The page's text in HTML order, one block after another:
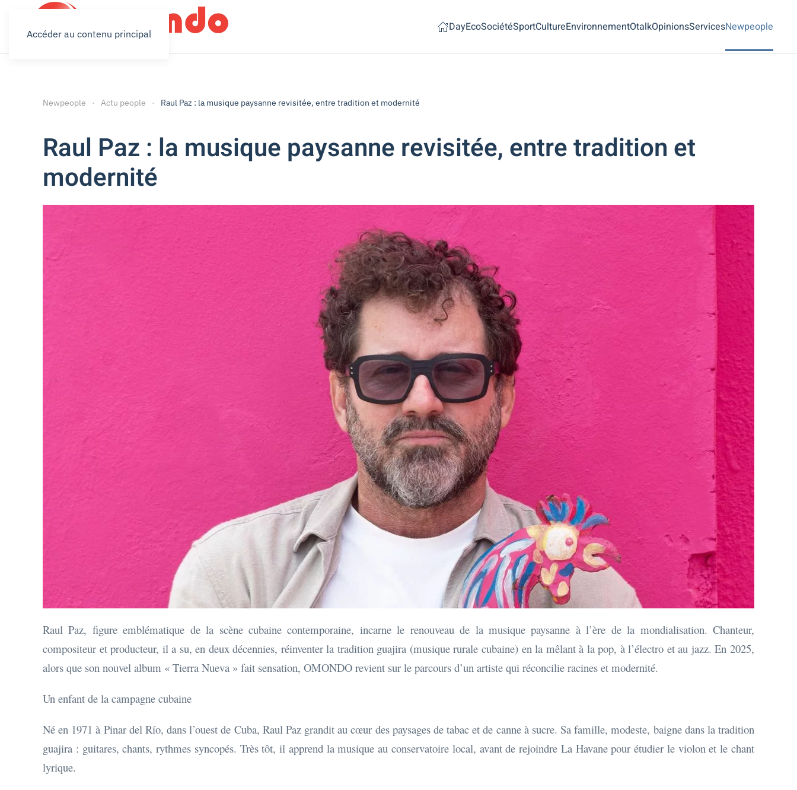
Accéder au contenu principal DayEcoSociétéSportCultureEnvironnementOtalkOpinionsServicesNewpeople
Newpeople Actu people Raul Paz : la musique paysanne revisitée, entre tradition et modernité
Raul Paz : la musique paysanne revisitée, entre tradition et
modernité
Raul Paz, figure emblématique de la scène cubaine contemporaine, incarne le renouveau de la musique paysanne à l’ère de la mondialisation. Chanteur,
compositeur et producteur, il a su, en deux décennies, réinventer la tradition guajira (musique rurale cubaine) en la mêlant à la pop, à l’électro et au jazz. En 2025,
alors que son nouvel album « Tierra Nueva » fait sensation, OMONDO revient sur le parcours d’un artiste qui réconcilie racines et modernité.
Un enfant de la campagne cubaine
Né en 1971 à Pinar del Río, dans l’ouest de Cuba, Raul Paz grandit au cœur des paysages de tabac et de canne à sucre. Sa famille, modeste, baigne dans la tradition
guajira : guitares, chants, rythmes syncopés. Très tôt, il apprend la musique au conservatoire local, avant de rejoindre La Havane pour étudier le violon et le chant
lyrique.